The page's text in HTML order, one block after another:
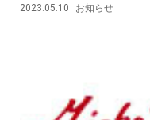
2023.05.10 お知らせ